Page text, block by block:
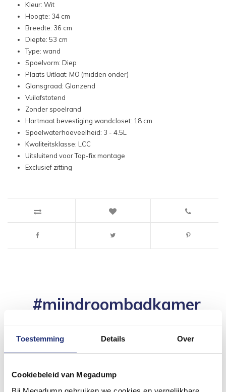
Toestemming Details Over
Cookiebeleid van Megadump
Kleur: Wit
Hoogte: 34 cm
Breedte: 36 cm
Diepte: 53 cm
Type: wand
Spoelvorm: Diep
Plaats Uitlaat: MO (midden onder)
Glansgraad: Glanzend
Vuilafstotend
Zonder spoelrand
Hartmaat bevestiging wandcloset: 18 cm
Spoelwaterhoeveelheid: 3 - 4.5L
Kwaliteitsklasse: LCC
Uitsluitend voor Top-fix montage
Exclusief zitting
#mijndroombadkamer
en tag @megadumpnl. Samen bouwen we een
inspirerende omgeving vol met unieke
badkamerstijlen. Doe je mee?